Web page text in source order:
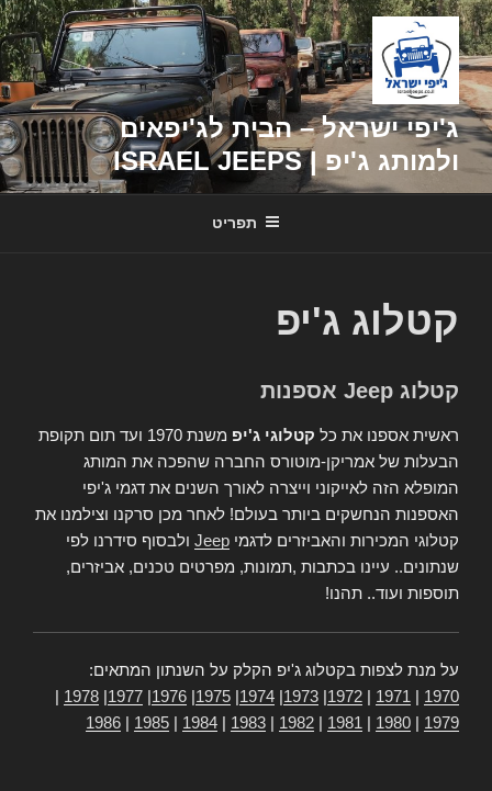
דילוג
לתוכן
ג'יפי ישראל – הבית לג'יפאים
ולמותג ג'יפ | ISRAEL JEEPS
תפריט
קטלוג ג'יפ
קטלוג Jeep אספנות
ראשית אספנו את כל קטלוגי ג'יפ
משנת 1970 ועד תום תקופת
הבעלות של אמריקן-מוטורס החברה שהפכה את המותג
המופלא הזה לאייקוני וייצרה לאורך השנים את דגמי ג'יפי
האספנות הנחשקים ביותר בעולם! לאחר מכן סרקנו וצילמנו את
קטלוגי המכירות והאביזרים לדגמי Jeep ולבסוף סידרנו לפי
שנתונים.. עיינו בכתבות ,תמונות, מפרטים טכנים, אביזרים,
תוספות ועוד.. תהנו!
על מנת לצפות בקטלוג ג'יפ הקלק על השנתון המתאים:
1970
1971
1972
1973
1974
1975
1976
1977
1978
1979
1980
1981
1982
1983
1984
1985
1986